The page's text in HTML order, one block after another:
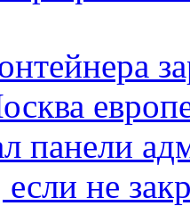
панели
не